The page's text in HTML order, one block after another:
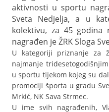
aktivnosti u sportu
Sveta Nedjelja, a u
kolektivu, za 45
nagrađen je ŽRK Sloga
U kategoriji priznanje za
najmanje
u sportu tijekom kojeg su
promociji športa u gradu
Mrkić, NK Sava Strmec.
U ime svih nagrađenih,